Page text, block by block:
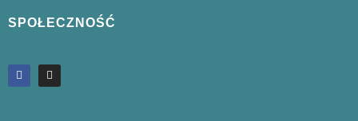
SPOŁECZNOŚĆ